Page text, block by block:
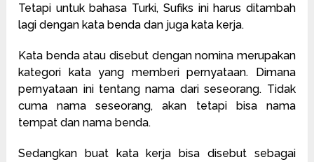
Tetapi untuk bahasa Turki, Sufiks ini harus ditambah
lagi dengan kata benda dan juga kata kerja.
Kata benda atau disebut dengan nomina merupakan
kategori kata yang memberi pernyataan. Dimana
pernyataan ini tentang nama dari seseorang. Tidak
cuma nama seseorang, akan tetapi bisa nama
tempat dan nama benda.
Sedangkan buat kata kerja bisa disebut sebagai